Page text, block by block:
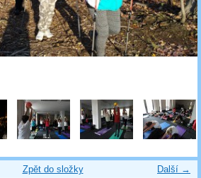
Další →
Zpět do složky